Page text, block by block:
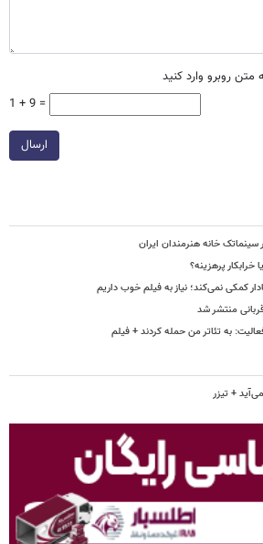
روبرو وارد کنید
1 + 9 =
ارسال
سینماتک خانه هنرمندان ایران
پرهزینه؟
کمکی نمی‌کند؛ نیاز به فیلم خوب داریم
منتشر شد
+ تیزر